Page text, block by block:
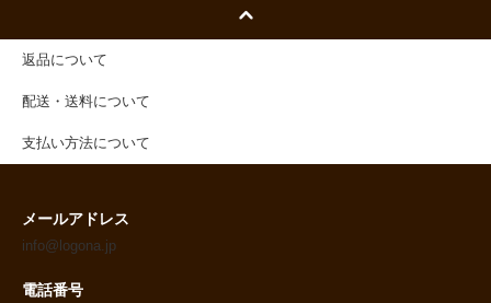
返品について
配送・送料について
支払い方法について
メールアドレス
info@logona.jp
電話番号